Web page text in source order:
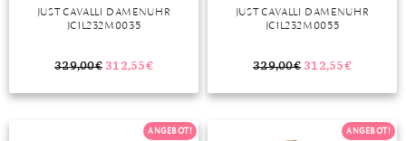
JUST CAVALLI DAMENUHR
JC1L232M0035
329,00€ 312,55€
JUST CAVALLI DAMENUHR
JC1L232M0055
329,00€ 312,55€
ANGEBOT! ANGEBOT!